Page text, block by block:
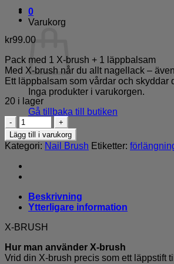
0
Varukorg
Inga produkter i varukorgen.
Gå tillbaka till butiken
kr99.00
Pack med 1 X-brush + 1 läppbalsam
Med X-brush når du allt nagellack –
Ett läppbalsam som vårdar och skyddar
20 i lager
X-
brush
+
Läppbalsam
mängd
Lägg till i varukorg
Kategori: Nail Brush Etiketter:
Beskrivning
Ytterligare information
X-BRUSH
Hur man använder X-brush
Vrid din X-brush precis som ett läppstift